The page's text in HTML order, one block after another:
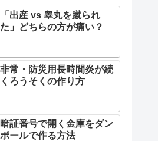
「出産 vs 睾丸を蹴られ
た」どちらの方が痛い？
非常・防災用長時間炎が続
くろうそくの作り方
暗証番号で開く金庫をダン
ボールで作る方法